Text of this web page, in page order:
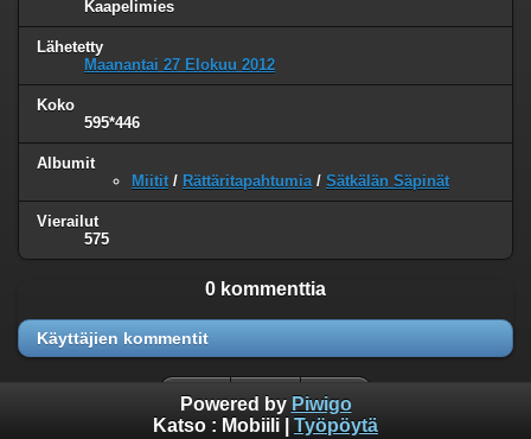
Kaapelimies
Lähetetty
Maanantai 27 Elokuu 2012
Koko
595*446
Albumit
Miitit / Rättäritapahtumia / Sätkälän Säpinät
Vierailut
575
0 kommenttia
Käyttäjien kommentit
Powered by Piwigo
Katso : Mobiili Työpöytä